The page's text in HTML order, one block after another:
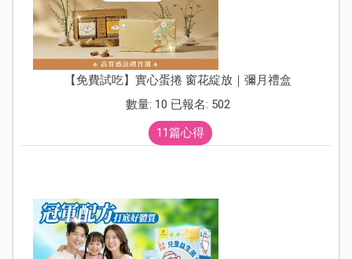
【免費試吃】實心蛋捲 窗花綻放｜彌月禮盒
數量: 10 已報名: 502
11篇心得